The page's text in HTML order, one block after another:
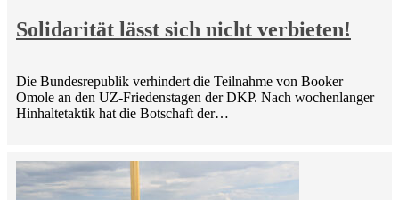
Solidarität lässt sich nicht verbieten!
Die Bundesrepublik verhindert die Teilnahme von Booker
Omole an den UZ-Friedenstagen der DKP. Nach wochenlanger
Hinhaltetaktik hat die Botschaft der…